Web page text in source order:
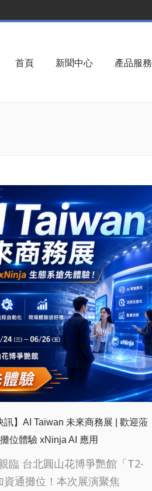
首頁 新聞中心 產品服務
訊】AI Taiwan 未來商務展 | 歡迎蒞
位體驗 xNinja AI 應用
臨 台北圓山花博爭艷館「T2-
資通攤位！本次展演聚焦